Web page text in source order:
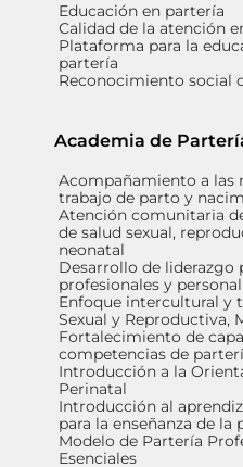
Educación en partería
Calidad de la atención
Plataforma para la
partería
Reconocimiento social
Academia de
Acompañamiento a las
trabajo de parto y
Atención comunitaria
de salud sexual,
neonatal
Desarrollo de liderazgo
profesionales y
Enfoque intercultural y
Sexual y Reproductiva,
Fortalecimiento de
competencias de
Introducción a la
Perinatal
Introducción al
para la enseñanza de
Modelo de Partería
Esenciales